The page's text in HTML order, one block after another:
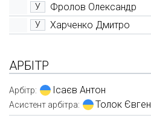
У Фролов Олександр
У Харченко Дмитро
АРБІТР
Арбітр: Ісаєв Антон
Асистент арбітра: Толок Євген